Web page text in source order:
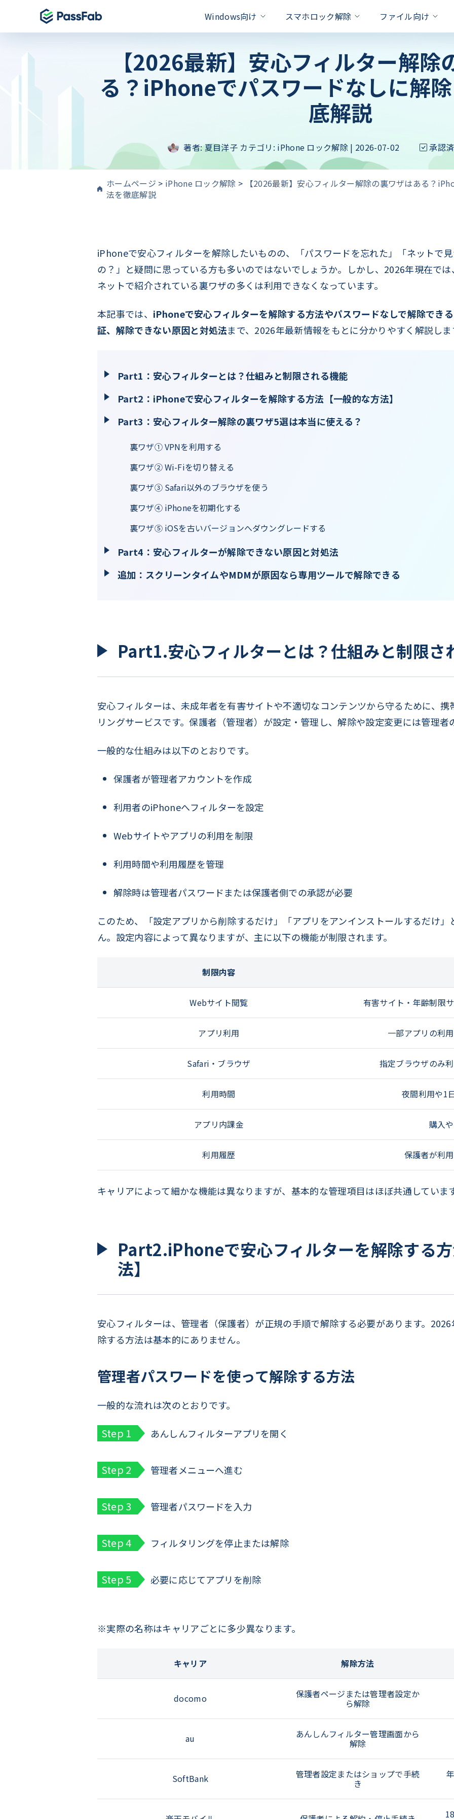
Windows向け
Windows 11 特集
PassFab 4WinKey
Windowsパスワードを即時にリセット
PassFab Duplicate File Deleter
重複ファイルを検出と削除
PassFab 4EasyPartition
システムを安全かつ迅速に移行
PDNob Image Translator
画像と PDF からテキストを抽出
PassFab for ISO
iSOをUSB/CD/DVDに書き込む
PassFab Screen Recorder
PC画面のすべてをキャプチャ
スマホロック解除
製品
PassFab iPhone Unlock
Hot
iPhone画面とApple IDを数秒でロック解除
Android画面ロック/SamsungFRPロックを解除
iCloudアクティベーションロックを即座に解除
PassFab iPhone Backup Unlock
最高のiPhoneバックアップロック解除ツール
対策
iPhone 画面 ロック 解除
Apple ID パスワード 合って
Android ロック解除 裏ワザ
Android パスワード 忘れた
iPhoneのバックアップのロ
る
ファイル向け
製品
PassFab for Excel
Excelパスワードを即座に削除
PassFab for RAR
パスワードで保護されたRARファ
PassFab for PPT
パワーポイントパスワードの回復
MSドキュメントのパスワードを迅速に回復 最高の zip パスワード回復ツール
PassFab for PDF
100%のPDFパスワード解除率
Product key Recovery
プライバシーの侵害なくプロダク
【2026最新】安心フィルター解除
る？iPhoneでパスワードなしに解
底解説
著者:夏目洋子 カテゴリ: iPhone ロック解除 | 2026-07-02 承認
ホームページ > iPhone ロック解除 >
【2026最新】安心フィルター解除の裏ワザはある？
法を徹底解説
iPhoneで安心フィルターを解除したいものの、「パスワードを忘れた」「ネットで
の？」と疑問に思っている方も多いのではないでしょうか。しかし、2026年現在で
ネットで紹介されている裏ワザの多くは利用できなくなっています。
本記事では、 iPhoneで安心フィルターを解除する方法やパスワードなしで解除でき
証、解除できない原因と対処法まで、2026年最新情報をもとに分かりやすく解説しま
Part1：安心フィルターとは？仕組みと制限される機能
Part2：iPhoneで安心フィルターを解除する方法【一般的な方法】
Part3：安心フィルター解除の裏ワザ5選は本当に使える？
裏ワザ① VPNを利用する
裏ワザ② Wi-Fiを切り替える
裏ワザ③ Safari以外のブラウザを使う
裏ワザ④ iPhoneを初期化する
裏ワザ⑤ iOSを古いバージョンへダウングレードする
Part4：安心フィルターが解除できない原因と対処法
追加：スクリーンタイムやMDMが原因なら専用ツールで解除できる
Part1.安心フィルターとは？仕組みと制限さ
安心フィルターは、未成年者を有害サイトや不適切なコンテンツから守るために、
リングサービスです。保護者（管理者）が設定・管理し、解除や設定変更には管理者
一般的な仕組みは以下のとおりです。
保護者が管理者アカウントを作成
利用者のiPhoneへフィルターを設定
Webサイトやアプリの利用を制限
利用時間や利用履歴を管理
解除時は管理者パスワードまたは保護者側での承認が必要
このため、「設定アプリから削除するだけ」「アプリをアンインストールするだけ
ん。設定内容によって異なりますが、主に以下の機能が制限されます。
制限内容
Webサイト閲覧 有害サイト・年齢制限
アプリ利用 一部アプリの利
Safari・ブラウザ 指定ブラウザのみ
利用時間 夜間利用や1
アプリ内課金 購入
利用履歴 保護者が利
キャリアによって細かな機能は異なりますが、基本的な管理項目はほぼ共通していま
Part2.iPhoneで安心フィルターを解除する
法】
安心フィルターは、管理者（保護者）が正規の手順で解除する必要があります。
除する方法は基本的にありません。
管理者パスワードを使って解除する方法
一般的な流れは次のとおりです。
あんしんフィルターアプリを開く
管理者メニューへ進む
管理者パスワードを入力
フィルタリングを停止または解除
必要に応じてアプリを削除
※実際の名称はキャリアごとに多少異なります。
キャリア 解除方法
docomo 保護者ページまたは管理者設定か
ら解除
au あんしんフィルター管理画面から
解除
SoftBank 管理者設定またはショップで手続
き